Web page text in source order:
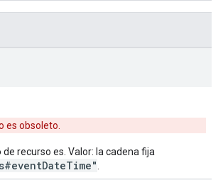
es obsoleto.
recurso es. Valor: la cadena fija